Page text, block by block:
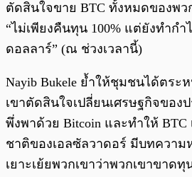
ตัดสินใจขาย BTC ทั้งหมดของพว
“ไม่เพียงคืนทุน 100% แต่ยังทำกำไ
ดอลลาร์” (ณ ช่วงเวลานี้)
Nayib Bukele ย้ำให้ชุมชนได้ตระ
เขาตัดสินใจเปลี่ยนเศรษฐกิจของ
พึ่งพาด้วย Bitcoin และทำให้ BTC
ชาติของเอลซัลวาดอร์ มีบทควา
เยาะเย้ยพวกเขาว่าพวกเขาขาด